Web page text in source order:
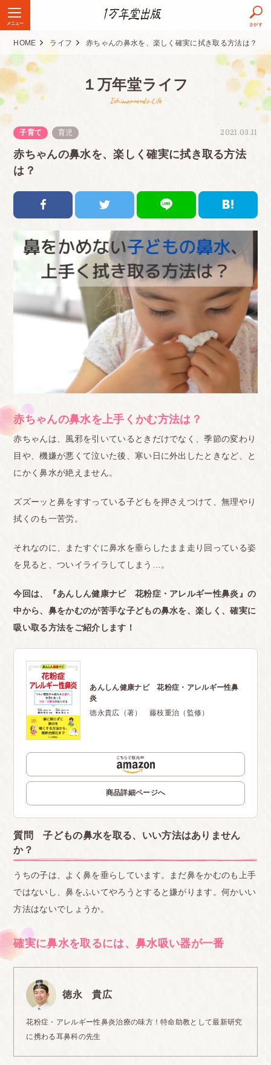
メニュー さがす
HOME ライフ 赤ちゃんの鼻水を、楽しく確実に拭き取る方法は？
１万年堂ライフ
Ichimannendo-Life
2021.03.11
子育て 育児
赤ちゃんの鼻水を、楽しく確実に拭き取る方法
は？
赤ちゃんの鼻水を上手くかむ方法は？
赤ちゃんは、風邪を引いているときだけでなく、季節の変わり
目や、機嫌が悪くて泣いた後、寒い日に外出したときなど、と
にかく鼻水が絶えません。
ズズーッと鼻をすすっている子どもを押さえつけて、無理やり
拭くのも一苦労。
それなのに、またすぐに鼻水を垂らしたまま走り回っている姿
を見ると、ついイライラしてしまう…。
今回は、『あんしん健康ナビ 花粉症・アレルギー性鼻炎』の
中から、鼻をかむのが苦手な子どもの鼻水を、楽しく、確実に
吸い取る方法をご紹介します！
あんしん健康ナビ 花粉症・アレルギー性鼻
炎
徳永貴広（著） 藤枝重治（監修）
商品詳細ページへ
質問 子どもの鼻水を取る、いい方法はありません
か？
うちの子は、よく鼻を垂らしています。まだ鼻をかむのも上手
ではないし、鼻をふいてやろうとすると嫌がります。何かいい
方法はないでしょうか。
確実に鼻水を取るには、鼻水吸い器が一番
徳永 貴広
花粉症・アレルギー性鼻炎治療の味方！特命助教として最新研究
に携わる耳鼻科の先生